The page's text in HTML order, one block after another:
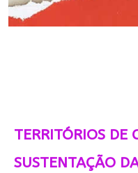
TERRITÓRIOS DE
SUSTENTAÇÃO